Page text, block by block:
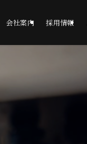
会社案内 採用情報